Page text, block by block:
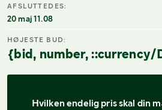
AFSLUTTEDES:
20 maj 11.08
HØJESTE BUD:
{bid, number,
Hvilken endelig pris skal din